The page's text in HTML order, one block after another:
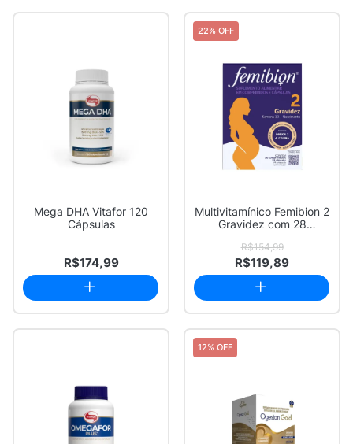
Mega DHA Vitafor 120
Cápsulas
R$174,99
22% OFF
Multivitamínico Femibion 2
Gravidez com 28
R$154,99
R$119,89
12% OFF